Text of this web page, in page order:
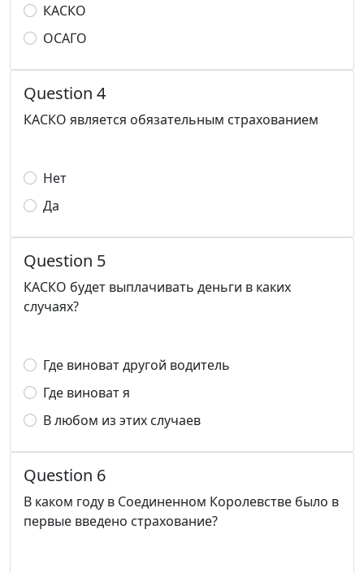
КАСКО
ОСАГО
Question 4
КАСКО является обязательным страхованием
Нет
Да
Question 5
КАСКО будет выплачивать деньги в каких
случаях?
Где виноват другой водитель
Где виноват я
В любом из этих случаев
Question 6
В каком году в Соединенном Королевстве было в
первые введено страхование?